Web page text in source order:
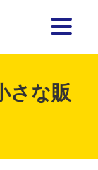
さな販